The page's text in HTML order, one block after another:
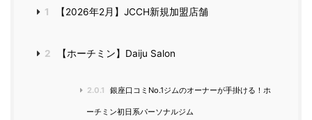
1 【2026年2月】JCCH新規加盟店舗
2 【ホーチミン】Daiju Salon
2.0.1 銀座口コミNo.1ジムのオーナーが手掛ける！ホ
ーチミン初日系パーソナルジム